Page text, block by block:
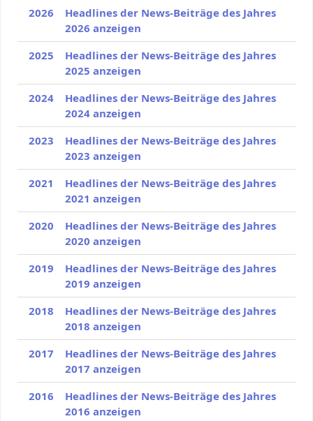
2026
Headlines der News-Beiträge des Jahres
2026 anzeigen
2025
Headlines der News-Beiträge des Jahres
2025 anzeigen
2024
Headlines der News-Beiträge des Jahres
2024 anzeigen
2023
Headlines der News-Beiträge des Jahres
2023 anzeigen
2021
Headlines der News-Beiträge des Jahres
2021 anzeigen
2020
Headlines der News-Beiträge des Jahres
2020 anzeigen
2019
Headlines der News-Beiträge des Jahres
2019 anzeigen
2018
Headlines der News-Beiträge des Jahres
2018 anzeigen
2017
Headlines der News-Beiträge des Jahres
2017 anzeigen
2016
Headlines der News-Beiträge des Jahres
2016 anzeigen